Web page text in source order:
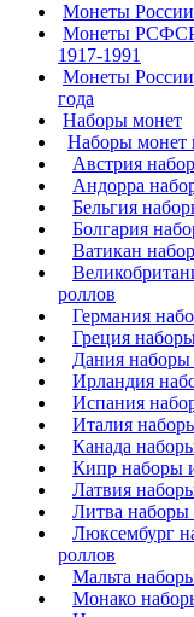
Монеты России
Монеты
1917-1991
Монеты России
года
Наборы монет
Наборы монет
Австрия
Андорра
Бельгия
Болгария
Ватикан
роллов
Германия
Греция
Дания наборы
Ирландия
Испания
Италия
Канада
Кипр наборы
Латвия
Литва наборы
Люксембург
роллов
Мальта
Монако